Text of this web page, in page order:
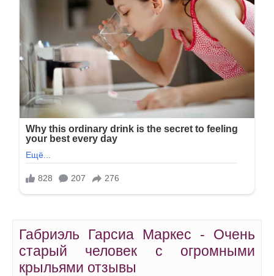
Габриэль Гарсиа Маркес - Очень
старый человек с огромными
крыльями отзывы